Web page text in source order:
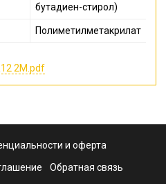
бутадиен-стирол)
Полиметилметакрилат
2M.pdf
и оферта
Обратная связь